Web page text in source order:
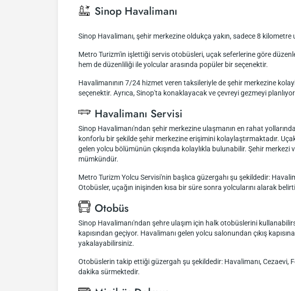
Sinop Havalimanı
Sinop Havalimanı, şehir merkezine oldukça yakın, sadece 8
Metro Turizm'in işlettiği servis otobüsleri, uçak seferlerine göre
hem de düzenliliği ile yolcular arasında popüler bir seçenektir.
Havalimanının 7/24 hizmet veren taksileriyle de şehir merkezine
seçenektir. Ayrıca, Sinop'ta konaklayacak ve çevreyi gezmeyi
Havalimanı Servisi
Sinop Havalimanı'ndan şehir merkezine ulaşmanın en rahat
konforlu bir şekilde şehir merkezine erişimini kolaylaştırmaktadır.
gelen yolcu bölümünün çıkışında kolaylıkla bulunabilir. Şehir
mümkündür.
Metro Turizm Yolcu Servisi'nin başlıca güzergahı şu şekildedir:
Otobüsler, uçağın inişinden kısa bir süre sonra yolcularını alarak
Otobüs
Sinop Havalimanı'ndan şehre ulaşım için halk otobüslerini
kapısından geçiyor. Havalimanı gelen yolcu salonundan çıkış
yakalayabilirsiniz.
Otobüslerin takip ettiği güzergah şu şekildedir: Havalimanı,
dakika sürmektedir.